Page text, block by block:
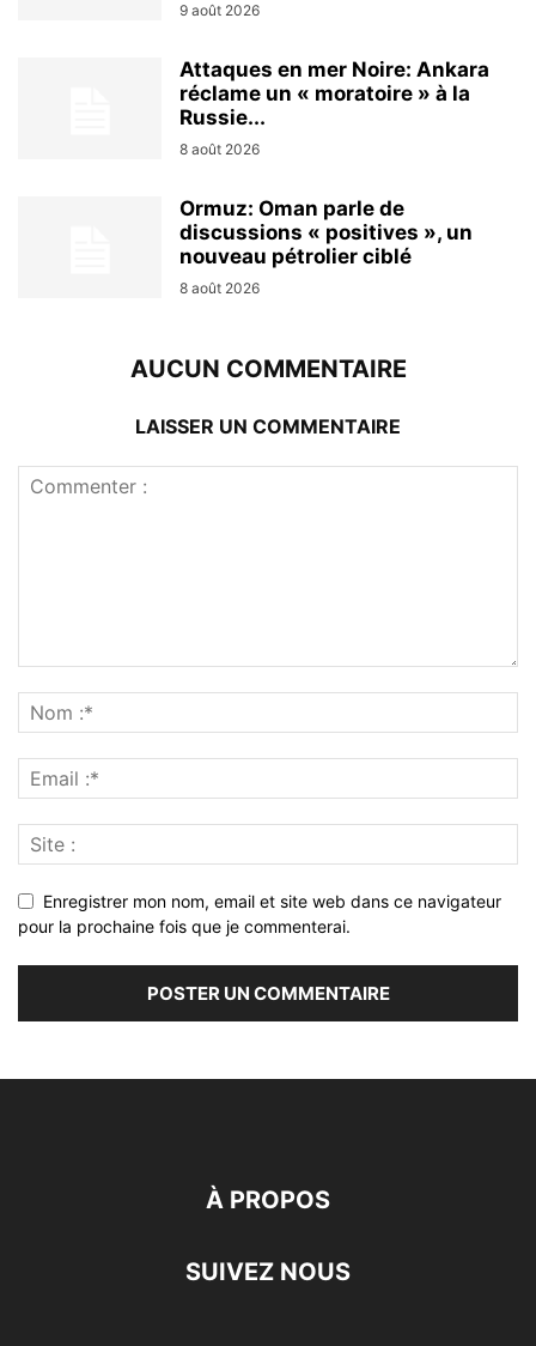
9 août 2026
Attaques en mer Noire: Ankara
réclame un « moratoire » à la
Russie...
8 août 2026
Ormuz: Oman parle de
discussions « positives », un
nouveau pétrolier ciblé
8 août 2026
AUCUN COMMENTAIRE
LAISSER UN COMMENTAIRE
Enregistrer mon nom, email et site web dans ce navigateur
pour la prochaine fois que je commenterai.
À PROPOS
SUIVEZ NOUS